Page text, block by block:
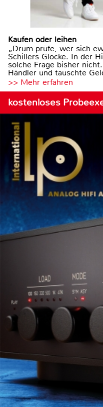
Kaufen oder leihen
„Drum prüfe, wer sich
Schillers Glocke. In der
solche Frage bisher
Händler und tauschte
>> Mehr erfahren
kostenloses